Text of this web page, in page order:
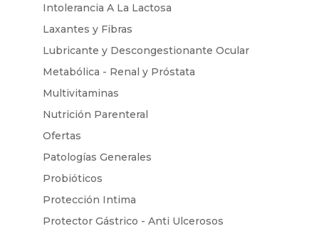
Intolerancia A La Lactosa
Laxantes y Fibras
Lubricante y Descongestionante Ocular
Metabólica - Renal y Próstata
Multivitaminas
Nutrición Parenteral
Ofertas
Patologías Generales
Probióticos
Protección Intima
Protector Gástrico - Anti Ulcerosos